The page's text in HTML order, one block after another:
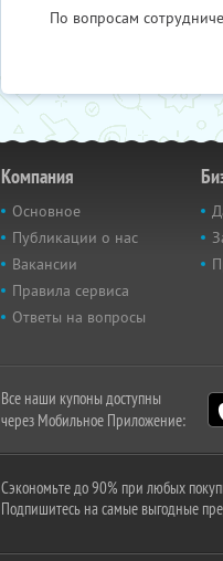
По вопросам
Компания
Основное
Публикации о нас
Вакансии
Правила сервиса
Ответы на вопросы
Все наши купоны доступны
через Мобильное Приложение:
Сэкономьте до 90% при любых
Подпишитесь на самые выгодные